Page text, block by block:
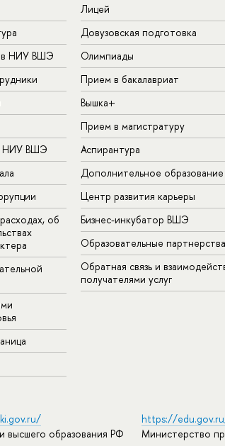
в НИУ ВШЭ
НИУ ВШЭ
об
Лицей
Довузовская подготовка
Олимпиады
Прием в бакалавриат
Вышка+
Прием в магистратуру
Аспирантура
Дополнительное образование
Центр развития карьеры
Бизнес-инкубатор ВШЭ
Образовательные партнерства
Обратная связь и
получателями услуг
высшего образования РФ
https://
Министерство